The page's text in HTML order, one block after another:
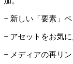
+ 新しい「要素」ペ
+ アセットをお気
+ メディアの再リン